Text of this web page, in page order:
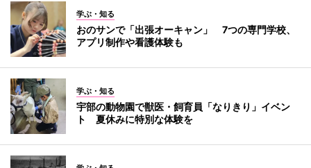
学ぶ・知る
おのサンで「出張オーキャン」 7つの専門学校、
アプリ制作や看護体験も
学ぶ・知る
宇部の動物園で獣医・飼育員「なりきり」イベン
ト 夏休みに特別な体験を